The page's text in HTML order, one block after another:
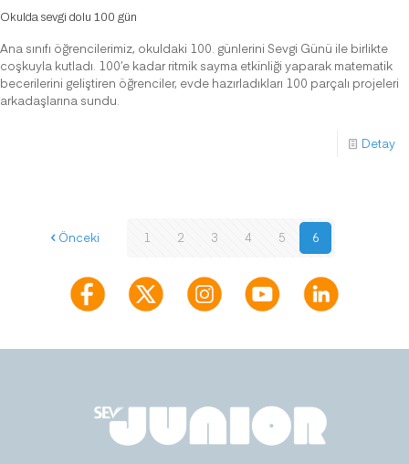
Okulda sevgi dolu 100 gün
Ana sınıfı öğrencilerimiz, okuldaki 100. günlerini Sevgi Günü ile birlikte
coşkuyla kutladı. 100’e kadar ritmik sayma etkinliği yaparak matematik
becerilerini geliştiren öğrenciler, evde hazırladıkları 100 parçalı projeleri
arkadaşlarına sundu.
Detay
Önceki 1 2 3 4 5 6